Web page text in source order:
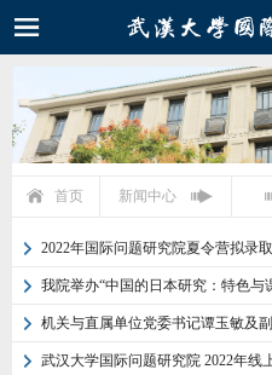
首页 新闻中心
2022年国际问题研究院夏令营拟录
我院举办“中国的日本研究：特色与
机关与直属单位党委书记谭玉敏及
德坤先生
武汉大学国际问题研究院 2022年线